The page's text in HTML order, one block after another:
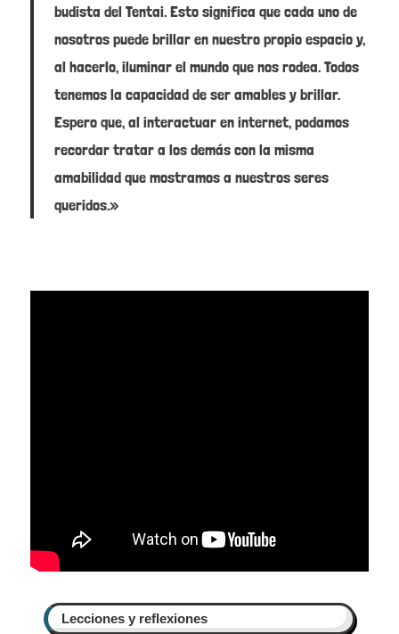
budista del Tentai. Esto significa que cada uno de
nosotros puede brillar en nuestro propio espacio y,
al hacerlo, iluminar el mundo que nos rodea. Todos
tenemos la capacidad de ser amables y brillar.
Espero que, al interactuar en internet, podamos
recordar tratar a los demás con la misma
amabilidad que mostramos a nuestros seres
queridos.»
Lecciones y reflexiones